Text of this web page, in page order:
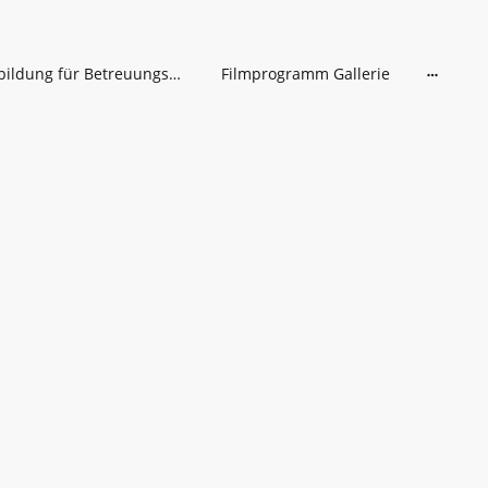
Fortbildung für Betreuungskräfte Filmprogramm Gallerie